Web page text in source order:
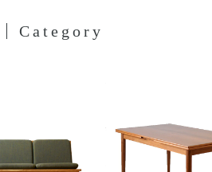
Category